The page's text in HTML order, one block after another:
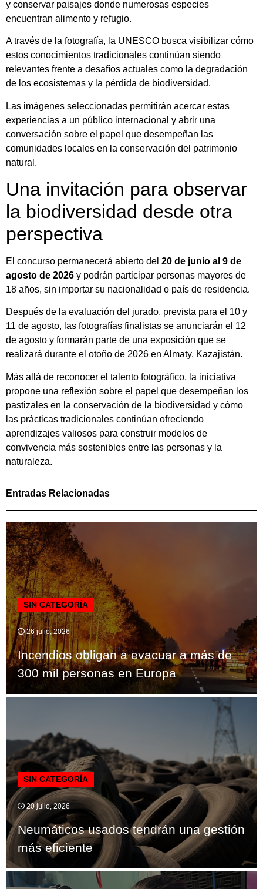
y conservar paisajes donde numerosas especies
encuentran alimento y refugio.
A través de la fotografía, la UNESCO busca visibilizar cómo
estos conocimientos tradicionales continúan siendo
relevantes frente a desafíos actuales como la degradación
de los ecosistemas y la pérdida de biodiversidad.
Las imágenes seleccionadas permitirán acercar estas
experiencias a un público internacional y abrir una
conversación sobre el papel que desempeñan las
comunidades locales en la conservación del patrimonio
natural.
Una invitación para observar
la biodiversidad desde otra
perspectiva
El concurso permanecerá abierto del 20 de junio al 9 de
agosto de 2026 y podrán participar personas mayores de
18 años, sin importar su nacionalidad o país de residencia.
Después de la evaluación del jurado, prevista para el 10 y
11 de agosto, las fotografías finalistas se anunciarán el 12
de agosto y formarán parte de una exposición que se
realizará durante el otoño de 2026 en Almaty, Kazajistán.
Más allá de reconocer el talento fotográfico, la iniciativa
propone una reflexión sobre el papel que desempeñan los
pastizales en la conservación de la biodiversidad y cómo
las prácticas tradicionales continúan ofreciendo
aprendizajes valiosos para construir modelos de
convivencia más sostenibles entre las personas y la
naturaleza.
Entradas Relacionadas
SIN CATEGORÍA
26 julio, 2026
Incendios obligan a evacuar a más de
300 mil personas en Europa
SIN CATEGORÍA
20 julio, 2026
Neumáticos usados tendrán una gestión
más eficiente